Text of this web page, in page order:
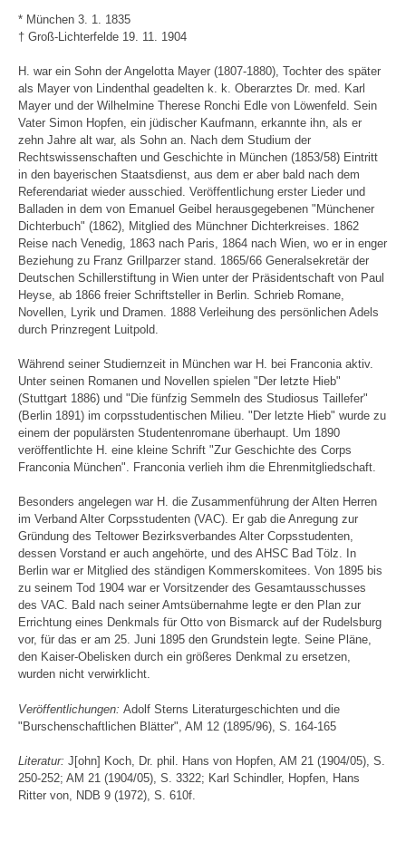
* München 3. 1. 1835
† Groß-Lichterfelde 19. 11. 1904
H. war ein Sohn der Angelotta Mayer (1807-1880), Tochter des später
als Mayer von Lindenthal geadelten k. k. Oberarztes Dr. med. Karl
Mayer und der Wilhelmine Therese Ronchi Edle von Löwenfeld. Sein
Vater Simon Hopfen, ein jüdischer Kaufmann, erkannte ihn, als er
zehn Jahre alt war, als Sohn an. Nach dem Studium der
Rechtswissenschaften und Geschichte in München (1853/58) Eintritt
in den bayerischen Staatsdienst, aus dem er aber bald nach dem
Referendariat wieder ausschied. Veröffentlichung erster Lieder und
Balladen in dem von Emanuel Geibel herausgegebenen "Münchener
Dichterbuch" (1862), Mitglied des Münchner Dichterkreises. 1862
Reise nach Venedig, 1863 nach Paris, 1864 nach Wien, wo er in enger
Beziehung zu Franz Grillparzer stand. 1865/66 Generalsekretär der
Deutschen Schillerstiftung in Wien unter der Präsidentschaft von Paul
Heyse, ab 1866 freier Schriftsteller in Berlin. Schrieb Romane,
Novellen, Lyrik und Dramen. 1888 Verleihung des persönlichen Adels
durch Prinzregent Luitpold.
Während seiner Studiernzeit in München war H. bei Franconia aktiv.
Unter seinen Romanen und Novellen spielen "Der letzte Hieb"
(Stuttgart 1886) und "Die fünfzig Semmeln des Studiosus Taillefer"
(Berlin 1891) im corpsstudentischen Milieu. "Der letzte Hieb" wurde zu
einem der populärsten Studentenromane überhaupt. Um 1890
veröffentlichte H. eine kleine Schrift "Zur Geschichte des Corps
Franconia München". Franconia verlieh ihm die Ehrenmitgliedschaft.
Besonders angelegen war H. die Zusammenführung der Alten Herren
im Verband Alter Corpsstudenten (VAC). Er gab die Anregung zur
Gründung des Teltower Bezirksverbandes Alter Corpsstudenten,
dessen Vorstand er auch angehörte, und des AHSC Bad Tölz. In
Berlin war er Mitglied des ständigen Kommerskomitees. Von 1895 bis
zu seinem Tod 1904 war er Vorsitzender des Gesamtausschusses
des VAC. Bald nach seiner Amtsübernahme legte er den Plan zur
Errichtung eines Denkmals für Otto von Bismarck auf der Rudelsburg
vor, für das er am 25. Juni 1895 den Grundstein legte. Seine Pläne,
den Kaiser-Obelisken durch ein größeres Denkmal zu ersetzen,
wurden nicht verwirklicht.
Veröffentlichungen: Adolf Sterns Literaturgeschichten und die
"Burschenschaftlichen Blätter", AM 12 (1895/96), S. 164-165
Literatur: J[ohn] Koch, Dr. phil. Hans von Hopfen, AM 21 (1904/05), S.
250-252; AM 21 (1904/05), S. 3322; Karl Schindler, Hopfen, Hans
Ritter von, NDB 9 (1972), S. 610f.